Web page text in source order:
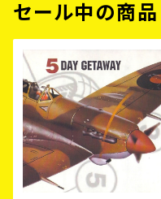
セール中の商品